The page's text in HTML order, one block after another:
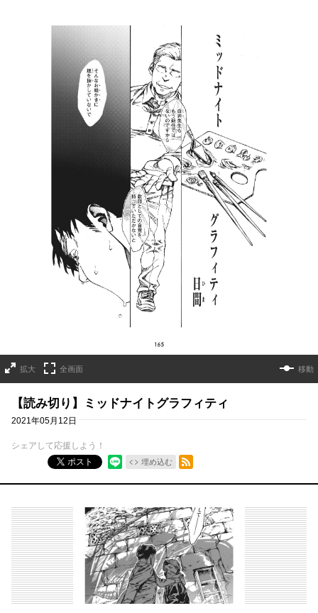
拡大 全画面 移動
【読み切り】ミッドナイトグラフィティ
2021年05月12日
シェアして応援しよう！
ポスト
埋め込む
RSSフィード